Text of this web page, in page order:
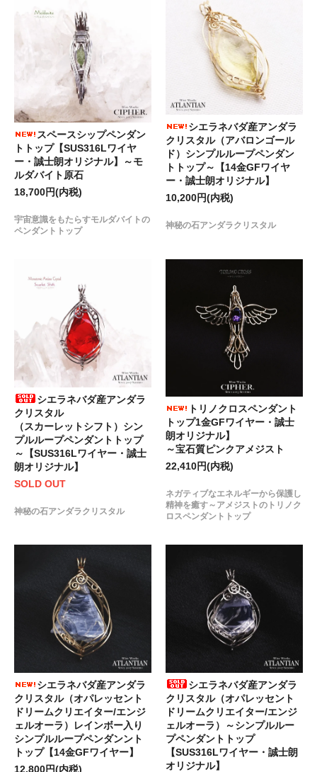
スペースシップペンダン
トトップ【SUS316Lワイヤ
ー・誠士朗オリジナル】～モ
ルダバイト原石
18,700円(内税)
宇宙意識をもたらすモルダバイトの
ペンダントトップ
シエラネバダ産アンダラ
クリスタル（アバロンゴール
ド）シンプルループペンダン
トトップ～【14金GFワイヤ
ー・誠士朗オリジナル】
10,200円(内税)
神秘の石アンダラクリスタル
シエラネバダ産アンダラ
クリスタル
（スカーレットシフト）シン
プルループペンダントトップ
～【SUS316Lワイヤー・誠士
朗オリジナル】
SOLD OUT
神秘の石アンダラクリスタル
トリノクロスペンダント
トップ1金GFワイヤー・誠士
朗オリジナル】
～宝石質ピンクアメジスト
22,410円(内税)
ネガティブなエネルギーから保護し
精神を癒す～アメジストのトリノク
ロスペンダントトップ
シエラネバダ産アンダラ
クリスタル（オパレッセント
ドリームクリエイター/エンジ
ェルオーラ）レインボー入り
シンプルループペンダンント
トップ【14金GFワイヤー】
12,800円(内税)
シエラネバダ産アンダラ
クリスタル（オパレッセント
ドリームクリエイター/エンジ
ェルオーラ）～シンプルルー
プペンダントトップ
【SUS316Lワイヤー・誠士朗
オリジナル】